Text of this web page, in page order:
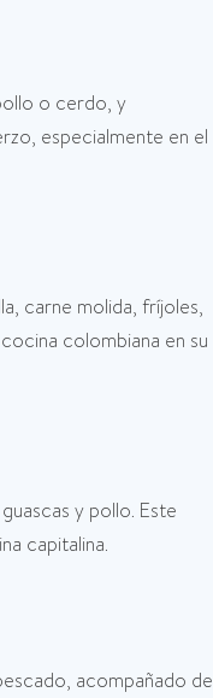
o cerdo, y
especialmente en el
carne molida, fríjoles,
colombiana en su
y pollo. Este
capitalina.
acompañado de